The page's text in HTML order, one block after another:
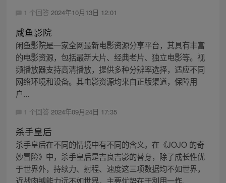
1 个回答 2024年10月13日 12:01
咸鱼影院
闲鱼影院是一家全网最新电影资源分享平台，其具有丰富
的电影资源，包括最新大片、经典老片、独立电影等。视
频播放器支持高清播放，提供多种分辨率选择，适应不同
网络环境和设备。其电影资源均来自正版渠道，保障用
户...
1 个回答 2024年09月24日 17:35
杀手皇后
杀手皇后在不同的情境中有不同的含义。在《JOJO 的奇
妙冒险》中，杀手皇后是吉良吉影的替身，除了成长性优
于世界外，持续力、射程、速度这三项数据均不如世界，
近战肉搏能力远不如世界，主要优势在于利用一炸、...